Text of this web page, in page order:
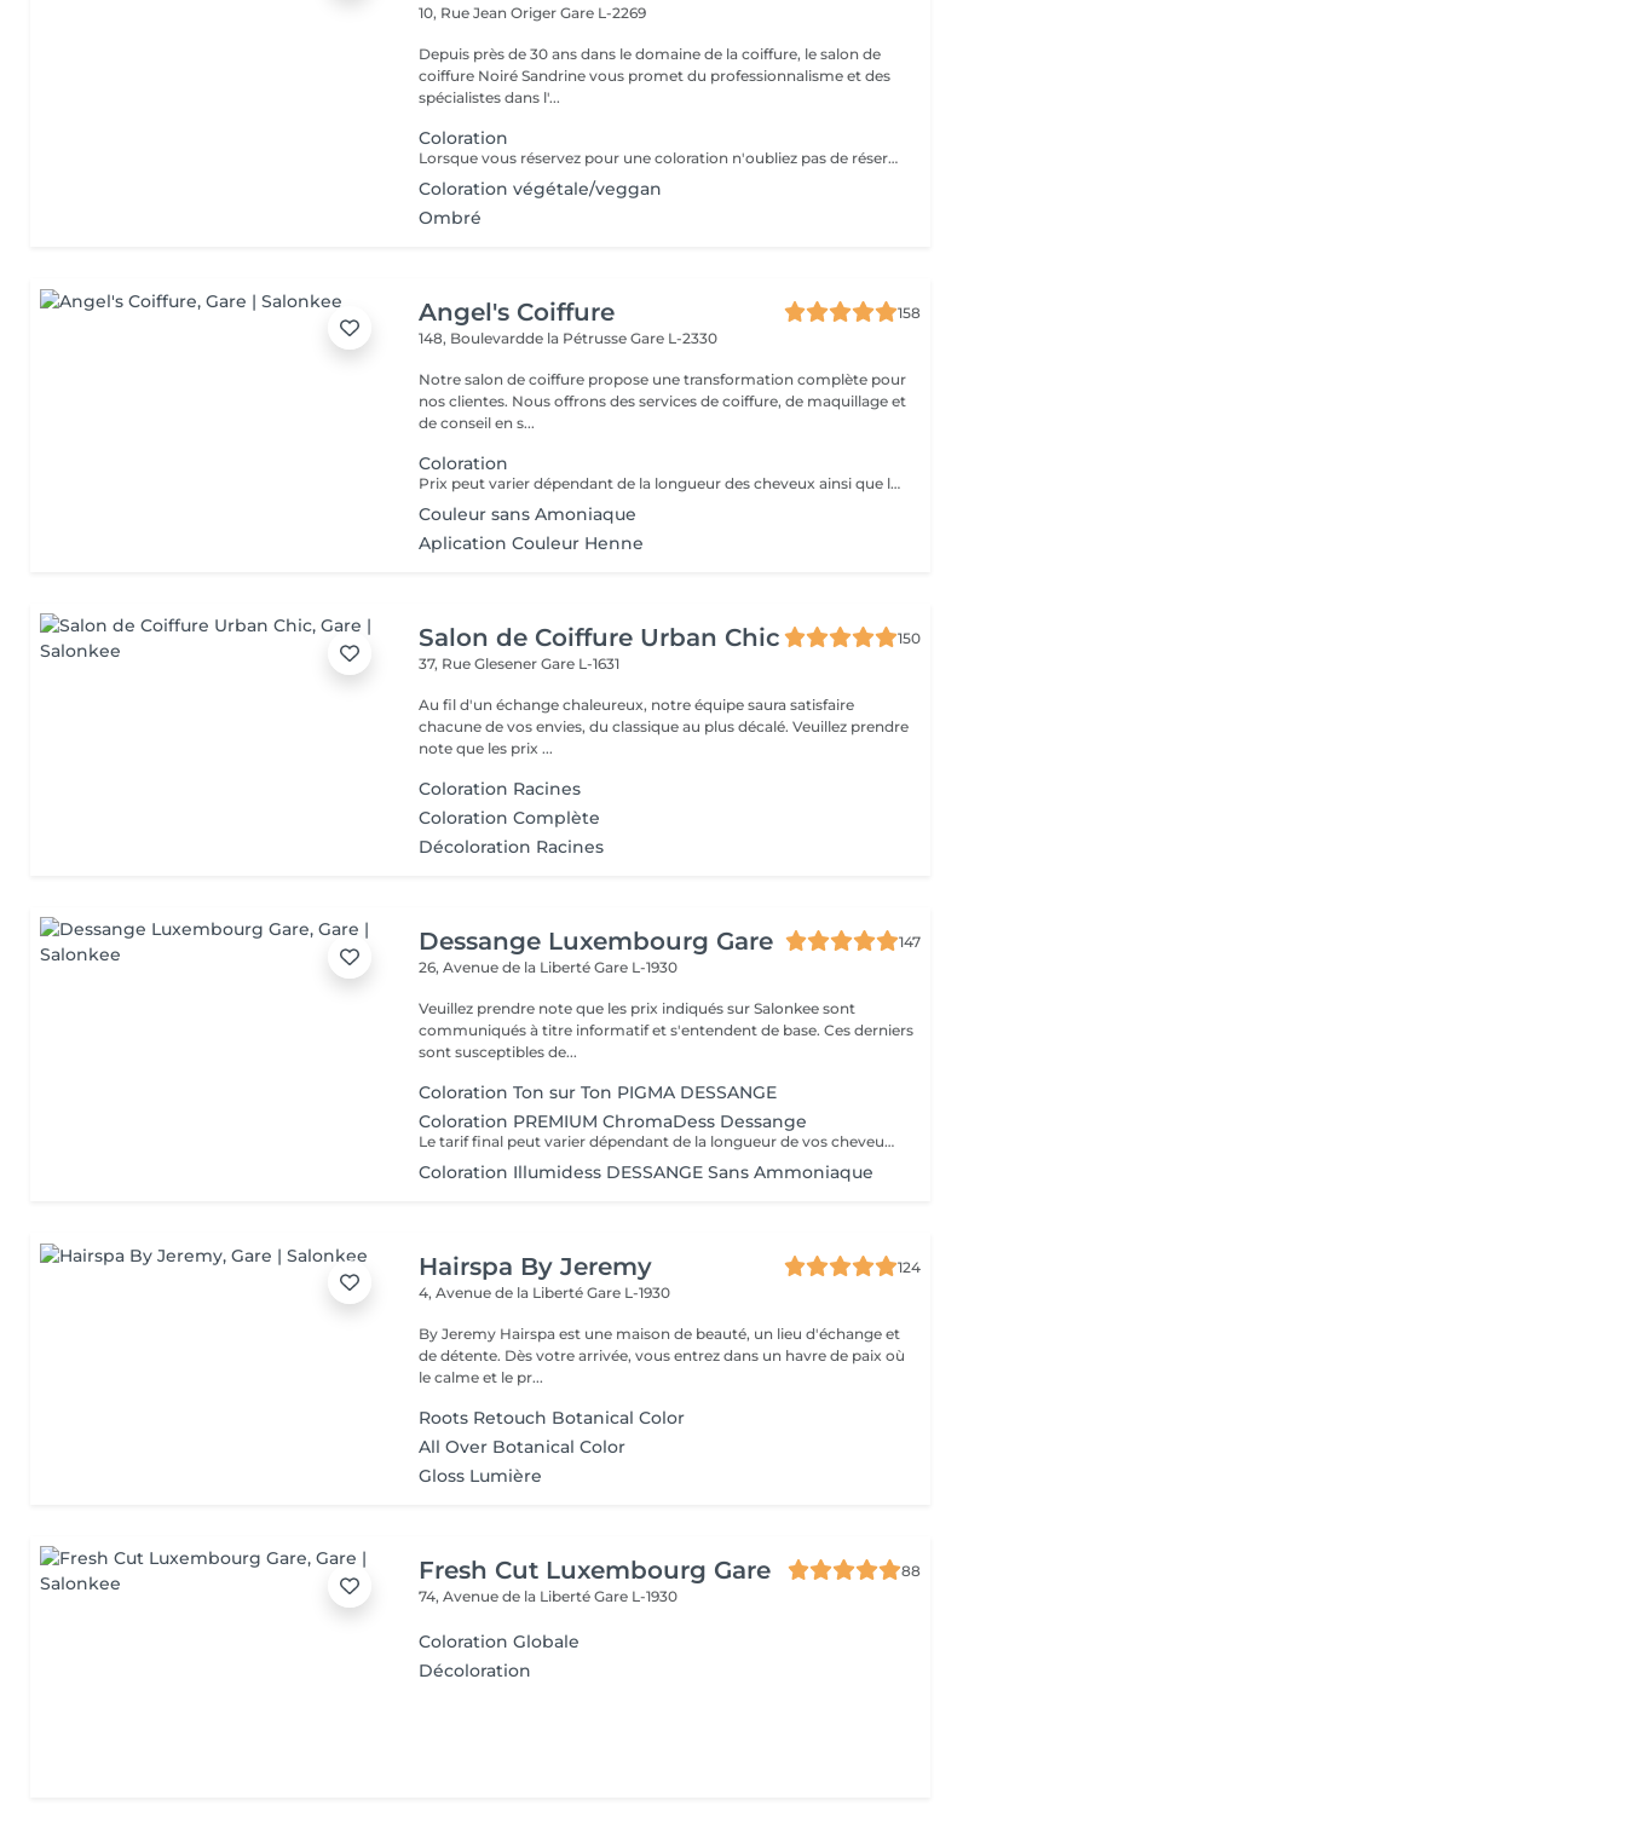
10, Rue Jean OrigerGare L-2269
Depuis près de 30 ans dans le domaine de la coiffure, le salon de
coiffure Noiré Sandrine vous promet du professionnalisme et des
spécialistes dans l'...
Coloration
Lorsque vous réservez pour une coloration n'oubliez pas de réserver également pour un séchage ou un brushing. Le temps de pause est automatiquement compté par le logiciel.
Coloration végétale/veggan
Ombré
Angel's Coiffure
158
148, Boulevardde la PétrusseGare L-2330
Notre salon de coiffure propose une transformation complète pour
nos clientes. Nous offrons des services de coiffure, de maquillage et
de conseil en s...
Coloration
Prix peut varier dépendant de la longueur des cheveux ainsi que les produits utilisés.
Couleur sans Amoniaque
Aplication Couleur Henne
Salon de Coiffure Urban Chic
150
37, Rue GlesenerGare L-1631
Au fil d'un échange chaleureux, notre équipe saura satisfaire
chacune de vos envies, du classique au plus décalé. Veuillez prendre
note que les prix ...
Coloration Racines
Coloration Complète
Décoloration Racines
Dessange Luxembourg Gare
147
26, Avenue de la LibertéGare L-1930
Veuillez prendre note que les prix indiqués sur Salonkee sont
communiqués à titre informatif et s'entendent de base. Ces derniers
sont susceptibles de...
Coloration Ton sur Ton PIGMA DESSANGE
Coloration PREMIUM ChromaDess Dessange
Le tarif final peut varier dépendant de la longueur de vos cheveux ainsi que des soins et produits utilisés.
Coloration Illumidess DESSANGE Sans Ammoniaque
Hairspa By Jeremy
124
4, Avenue de la LibertéGare L-1930
By Jeremy Hairspa est une maison de beauté, un lieu d'échange et
de détente. Dès votre arrivée, vous entrez dans un havre de paix où
le calme et le pr...
Roots Retouch Botanical Color
All Over Botanical Color
Gloss Lumière
Fresh Cut Luxembourg Gare
88
74, Avenue de la LibertéGare L-1930
Coloration Globale
Décoloration